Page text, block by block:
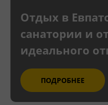
Отдых в
санатории и
идеального
ПОДРОБНЕЕ